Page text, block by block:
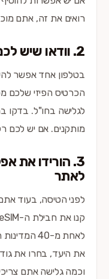
רואים את זה, אתם
2. וודאו שיש לכם מקום לeSIM נוסף
לגלישה בחו"ל. בדקו
מותקנים. אם יש לכם
לאתר
לפני הטיסה, בעוד
את היעד, בחרו את
וכמה גלישה אתם